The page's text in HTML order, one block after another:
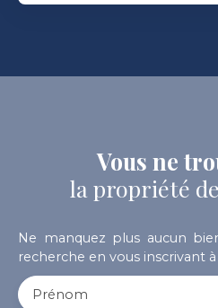
Vous ne
la propriété
Ne manquez plus aucun
recherche en vous inscrivant
Prénom